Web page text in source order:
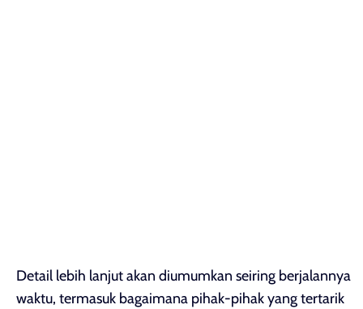
Detail lebih lanjut akan diumumkan seiring berjalannya
waktu, termasuk bagaimana pihak-pihak yang tertarik